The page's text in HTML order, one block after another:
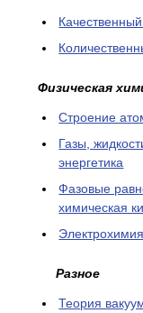
Физическая
Cтроение
Газы,
энергетика
Фазовые
химическая
Электрохимия
Разное
Теория